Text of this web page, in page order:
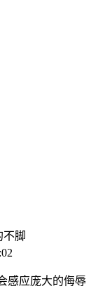
不脚
应庞大的侮辱